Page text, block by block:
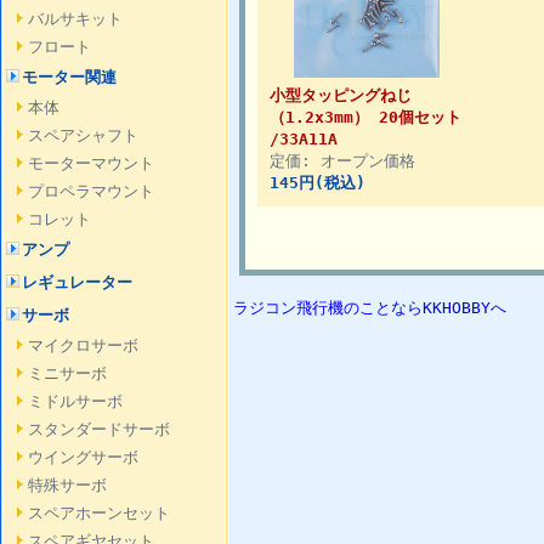
バルサキット
フロート
モーター関連
本体
スペアシャフト
モーターマウント
プロペラマウント
コレット
アンプ
レギュレーター
サーボ
マイクロサーボ
ミニサーボ
ミドルサーボ
スタンダードサーボ
ウイングサーボ
特殊サーボ
スペアホーンセット
小型タッピングねじ
（1.2x3mm） 20個セット
/33A11A
定価: オープン価格
145円(税込)
ラジコン飛行機のことならKKHOBBYへ